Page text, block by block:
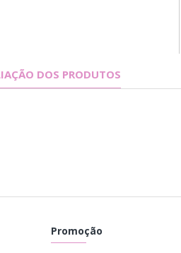
DOS PRODUTOS
Promoção